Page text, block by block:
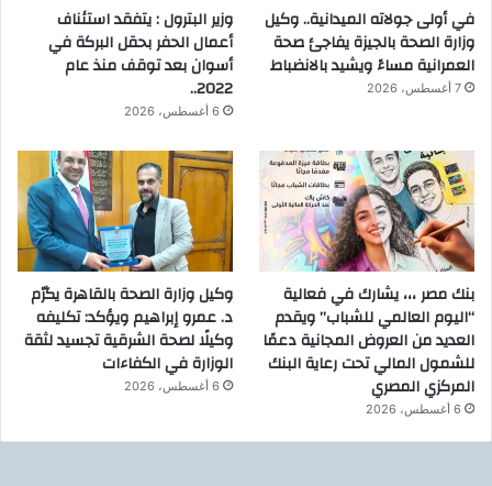
في أولى جولاته الميدانية.. وكيل
وزارة الصحة بالجيزة يفاجئ صحة
العمرانية مساءً ويشيد بالانضباط
7 أغسطس، 2026
وزير البترول : يتفقد استئناف
أعمال الحفر بحقل البركة في
أسوان بعد توقف منذ عام
2022..
6 أغسطس، 2026
بنك مصر ،،، يشارك في فعالية
“اليوم العالمي للشباب” ويقدم
العديد من العروض المجانية دعمًا
للشمول المالي تحت رعاية البنك
المركزي المصري
6 أغسطس، 2026
وكيل وزارة الصحة بالقاهرة يكرّم
د. عمرو إبراهيم ويؤكد: تكليفه
وكيلًا لصحة الشرقية تجسيد لثقة
الوزارة في الكفاءات
6 أغسطس، 2026